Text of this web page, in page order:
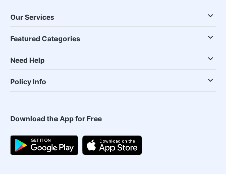
Our Services
Featured Categories
Need Help
Policy Info
Download the App for Free